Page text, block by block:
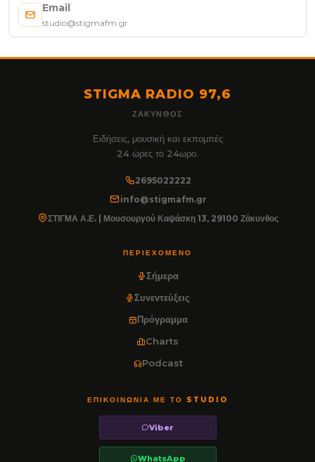
Email
studio@stigmafm.gr
STIGMA RADIO 97,6
ΖΆΚΥΝΘΟΣ
Ειδήσεις, μουσική και εκπομπές
24 ώρες το 24ωρο.
2695022222
info@stigmafm.gr
ΣΤΙΓΜΑ Α.Ε. | Μουσουργού Καψάσκη 13, 29100 Ζάκυνθος
ΠΕΡΙΕΧΌΜΕΝΟ
Σήμερα
Συνεντεύξεις
Πρόγραμμα
Charts
Podcast
ΕΠΙΚΟΙΝΩΝΊΑ ΜΕ ΤΟ STUDIO
Viber
WhatsApp